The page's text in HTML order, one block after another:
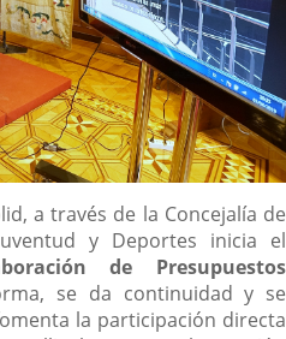
a través de la Concejalía de
y Deportes inicia el
de Presupuestos
se da continuidad y se
la participación directa